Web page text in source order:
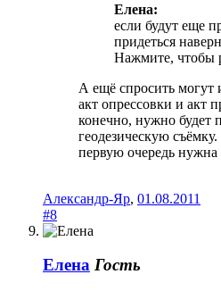
Елена:
если будут еще
придеться
Нажмите, чтобы
А ещё спросить могут
акт опрессовки и акт
конечно, нужно будет
геодезическую
первую очередь нужна
Александр-Яр, 01.08.2011
#8
Елена Гость